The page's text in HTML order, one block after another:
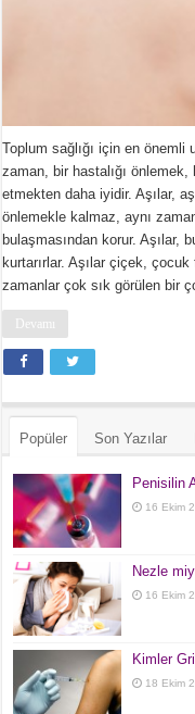
Toplum sağlığı için en önemli
zaman, bir hastalığı
etmekten daha iyidir. Aşılar,
önlemekle kalmaz, aynı
bulaşmasından korur. Aşılar,
kurtarırlar. Aşılar çiçek,
zamanlar çok sık görülen bir
Devamı
Popüler Son Yazılar
Penisilin
16 Ekim
Nezle
16 Ekim
Kimler
18 Ekim